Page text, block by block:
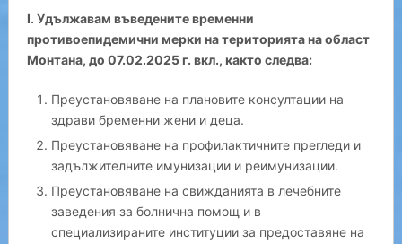
I. Удължавам въведените временни
противоепидемични мерки на територията на област
Монтана, до 07.02.2025 г. вкл., както следва:
Преустановяване на плановите консултации на
здрави бременни жени и деца.
Преустановяване на профилактичните прегледи и
задължителните имунизации и реимунизации.
Преустановяване на свижданията в лечебните
заведения за болнична помощ и в
специализираните институции за предоставяне на